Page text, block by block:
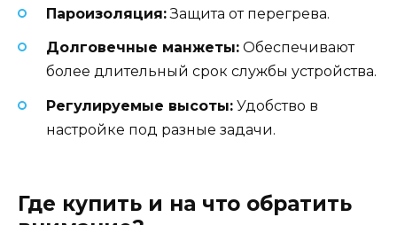
Пароизоляция:Защита от перегрева.
Долговечные манжеты: Обеспечивают
более длительный срок службы устройства.
Регулируемые высоты: Удобство в
настройке под разные задачи.
Где купить и на что обратить